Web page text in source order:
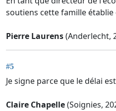
soutiens cette famille établie
Pierre Laurens(Anderlecht,
#5
Je signe parce que le délai est
Claire Chapelle(Soignies,